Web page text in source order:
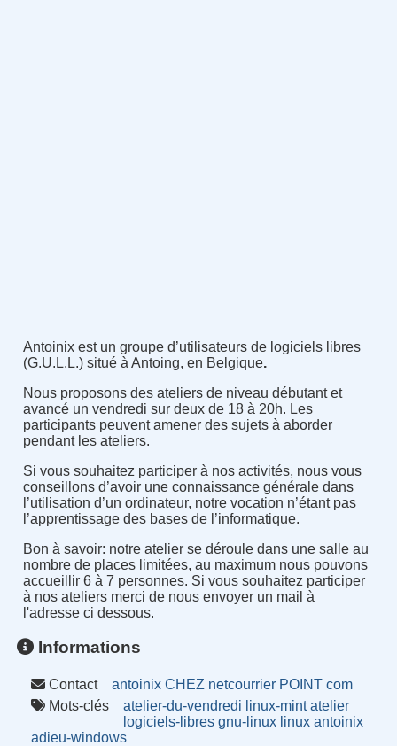
Antoinix est un groupe d’utilisateurs de logiciels libres
(G.U.L.L.) situé à Antoing, en Belgique.
Nous proposons des ateliers de niveau débutant et
avancé un vendredi sur deux de 18 à 20h. Les
participants peuvent amener des sujets à aborder
pendant les ateliers.
Si vous souhaitez participer à nos activités, nous vous
conseillons d’avoir une connaissance générale dans
l’utilisation d’un ordinateur, notre vocation n’étant pas
l’apprentissage des bases de l’informatique.
Bon à savoir: notre atelier se déroule dans une salle au
nombre de places limitées, au maximum nous pouvons
accueillir 6 à 7 personnes. Si vous souhaitez participer
à nos ateliers merci de nous envoyer un mail à
l'adresse ci dessous.
Informations
Contact
antoinix CHEZ netcourrier POINT com
Mots-clés
atelier-du-vendredi linux-mint atelier
logiciels-libres gnu-linux linux antoinix
adieu-windows